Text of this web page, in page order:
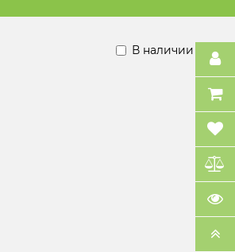
В наличии